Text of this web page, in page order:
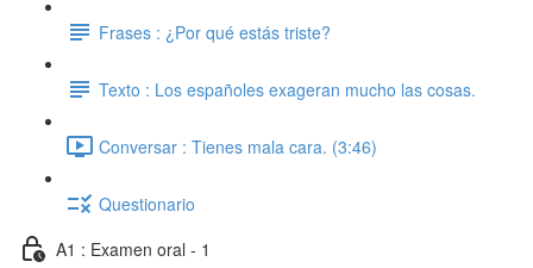
Frases : ¿Por qué estás triste?
Texto : Los españoles exageran mucho las cosas.
Conversar : Tienes mala cara. (3:46)
Questionario
A1 : Examen oral - 1